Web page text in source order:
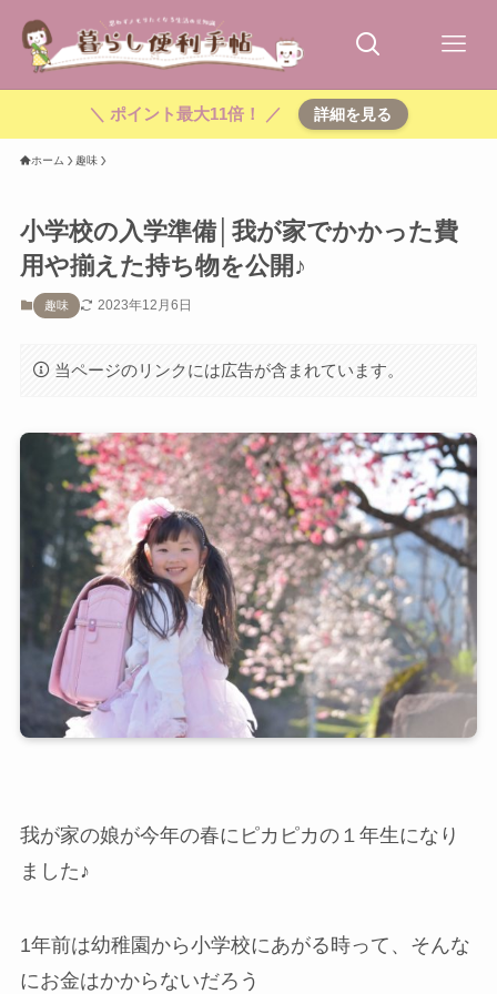
＼ ポイント最大11倍！ ／ 詳細を見る
ホーム 趣味
小学校の入学準備│我が家でかかった費
用や揃えた持ち物を公開♪
趣味 2023年12月6日
当ページのリンクには広告が含まれています。
我が家の娘が今年の春にピカピカの１年生になり
ました♪
1年前は幼稚園から小学校にあがる時って、そんな
にお金はかからないだろう